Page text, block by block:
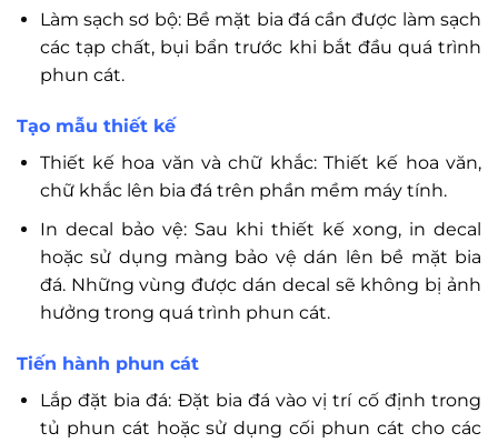
Làm sạch sơ bộ: Bề mặt bia đá cần được làm sạch
các tạp chất, bụi bẩn trước khi bắt đầu quá trình
phun cát.
Tạo mẫu thiết kế
Thiết kế hoa văn và chữ khắc: Thiết kế hoa văn,
chữ khắc lên bia đá trên phần mềm máy tính.
In decal bảo vệ: Sau khi thiết kế xong, in decal
hoặc sử dụng màng bảo vệ dán lên bề mặt bia
đá. Những vùng được dán decal sẽ không bị ảnh
hưởng trong quá trình phun cát.
Tiến hành phun cát
Lắp đặt bia đá: Đặt bia đá vào vị trí cố định trong
tủ phun cát hoặc sử dụng cối phun cát cho các